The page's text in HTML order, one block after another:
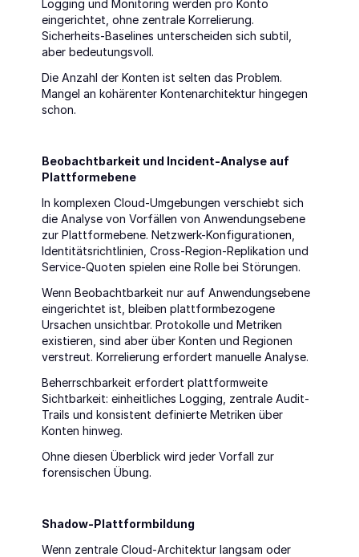
Logging und Monitoring werden pro Konto
eingerichtet, ohne zentrale Korrelierung.
Sicherheits-Baselines unterscheiden sich subtil,
aber bedeutungsvoll.
Die Anzahl der Konten ist selten das Problem.
Mangel an kohärenter Kontenarchitektur hingegen
schon.
Beobachtbarkeit und Incident-Analyse auf
Plattformebene
In komplexen Cloud-Umgebungen verschiebt sich
die Analyse von Vorfällen von Anwendungsebene
zur Plattformebene. Netzwerk-Konfigurationen,
Identitätsrichtlinien, Cross-Region-Replikation und
Service-Quoten spielen eine Rolle bei Störungen.
Wenn Beobachtbarkeit nur auf Anwendungsebene
eingerichtet ist, bleiben plattformbezogene
Ursachen unsichtbar. Protokolle und Metriken
existieren, sind aber über Konten und Regionen
verstreut. Korrelierung erfordert manuelle Analyse.
Beherrschbarkeit erfordert plattformweite
Sichtbarkeit: einheitliches Logging, zentrale Audit-
Trails und konsistent definierte Metriken über
Konten hinweg.
Ohne diesen Überblick wird jeder Vorfall zur
forensischen Übung.
Shadow-Plattformbildung
Wenn zentrale Cloud-Architektur langsam oder